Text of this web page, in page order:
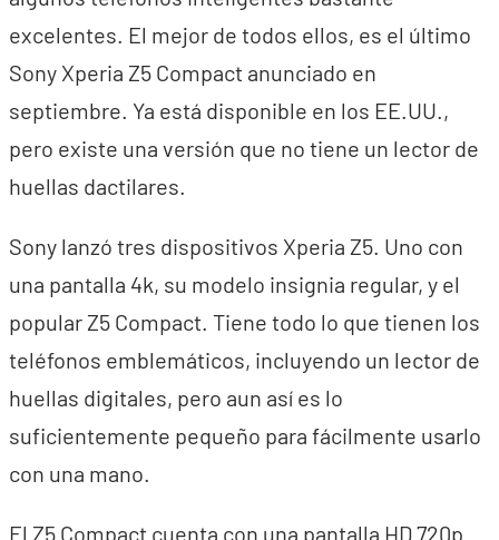
excelentes. El mejor de todos ellos, es el último
Sony Xperia Z5 Compact anunciado en
septiembre. Ya está disponible en los EE.UU.,
pero existe una versión que no tiene un lector de
huellas dactilares.
Sony lanzó tres dispositivos Xperia Z5. Uno con
una pantalla 4k, su modelo insignia regular, y el
popular Z5 Compact. Tiene todo lo que tienen los
teléfonos emblemáticos, incluyendo un lector de
huellas digitales, pero aun así es lo
suficientemente pequeño para fácilmente usarlo
con una mano.
El Z5 Compact cuenta con una pantalla HD 720p